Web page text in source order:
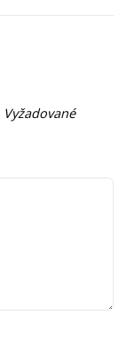
Vyžadované